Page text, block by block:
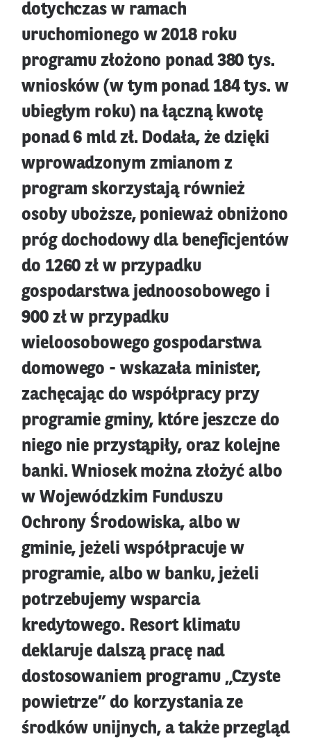
dotychczas w ramach
uruchomionego w 2018 roku
programu złożono ponad 380 tys.
wniosków (w tym ponad 184 tys. w
ubiegłym roku) na łączną kwotę
ponad 6 mld zł. Dodała, że dzięki
wprowadzonym zmianom z
program skorzystają również
osoby uboższe, ponieważ obniżono
próg dochodowy dla beneficjentów
do 1260 zł w przypadku
gospodarstwa jednoosobowego i
900 zł w przypadku
wieloosobowego gospodarstwa
domowego - wskazała minister,
zachęcając do współpracy przy
programie gminy, które jeszcze do
niego nie przystąpiły, oraz kolejne
banki. Wniosek można złożyć albo
w Wojewódzkim Funduszu
Ochrony Środowiska, albo w
gminie, jeżeli współpracuje w
programie, albo w banku, jeżeli
potrzebujemy wsparcia
kredytowego. Resort klimatu
deklaruje dalszą pracę nad
dostosowaniem programu „Czyste
powietrze” do korzystania ze
środków unijnych, a także przegląd